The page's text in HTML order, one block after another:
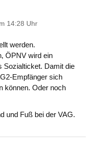
14:28 Uhr
werden.
ÖPNV wird ein
Sozialticket. Damit die
Empfänger sich
können. Oder noch
und Fuß bei der VAG.